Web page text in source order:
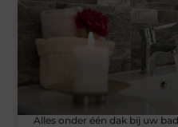
Alles onder één dak bij uw